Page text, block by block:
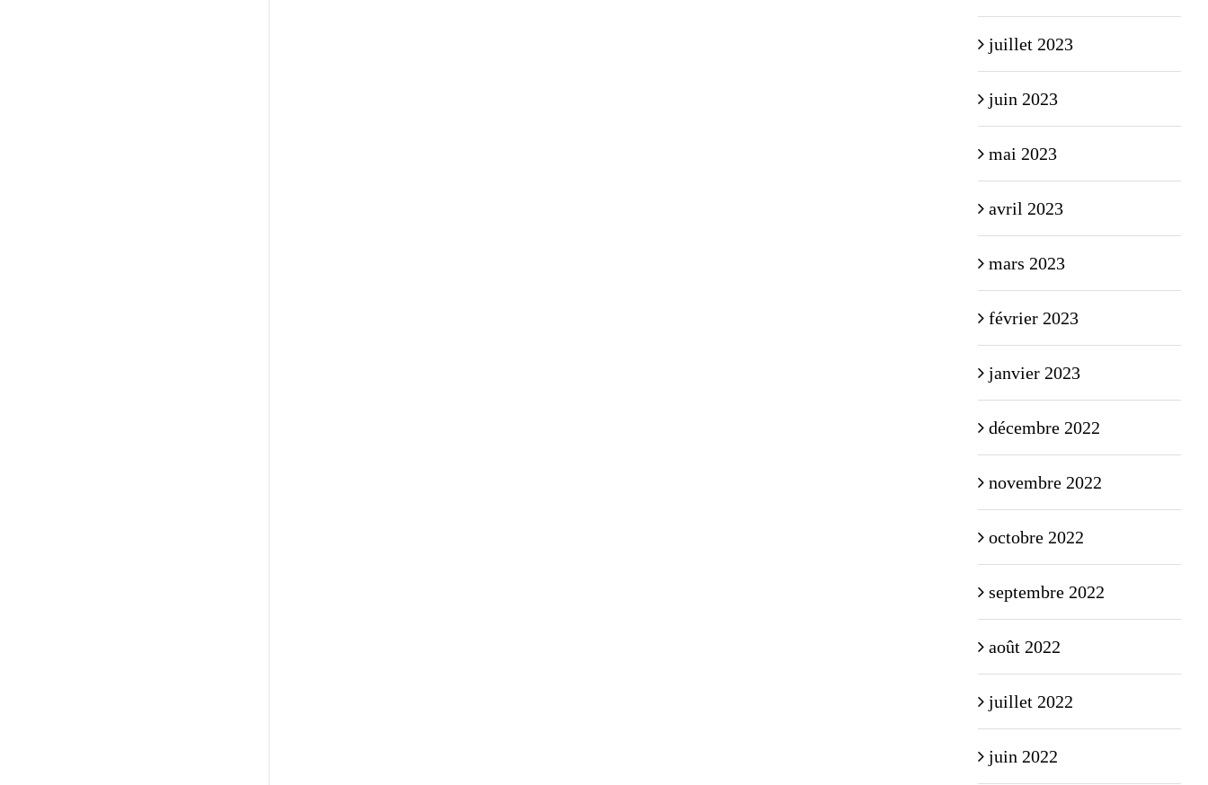
juillet 2023
juin 2023
mai 2023
avril 2023
mars 2023
février 2023
janvier 2023
décembre 2022
novembre 2022
octobre 2022
septembre 2022
août 2022
juillet 2022
juin 2022